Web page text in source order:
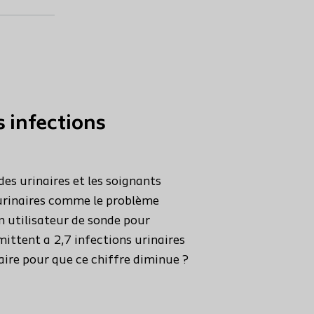
infections
urinaires et les soignants
comme le problème
utilisateur de sonde pour
a 2,7 infections urinaires
pour que ce chiffre diminue ?